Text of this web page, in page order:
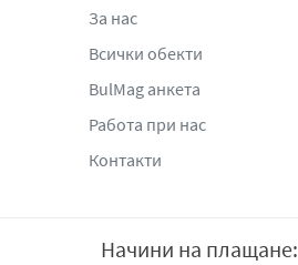
За нас
Всички обекти
BulMag анкета
Работа при нас
Контакти
Начини на плащане: